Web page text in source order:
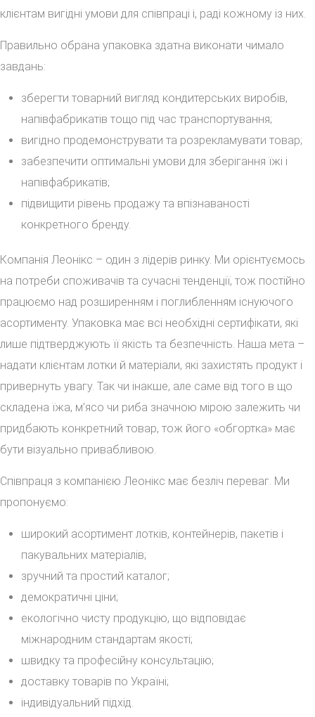
клієнтам вигідні умови для співпраці і, раді кожному із них.
Правильно обрана упаковка здатна виконати чимало
завдань:
зберегти товарний вигляд кондитерських виробів,
напівфабрикатів тощо під час транспортування;
вигідно продемонструвати та розрекламувати товар;
забезпечити оптимальні умови для зберігання їжі і
напівфабрикатів;
підвищити рівень продажу та впізнаваності
конкретного бренду.
Компанія Леонікс – один з лідерів ринку. Ми орієнтуємось
на потреби споживачів та сучасні тенденції, тож постійно
працюємо над розширенням і поглибленням існуючого
асортименту. Упаковка має всі необхідні сертифікати, які
лише підтверджують її якість та безпечність. Наша мета –
надати клієнтам лотки й матеріали, які захистять продукт і
привернуть увагу. Так чи інакше, але саме від того в що
складена їжа, м’ясо чи риба значною мірою залежить чи
придбають конкретний товар, тож його «обгортка» має
бути візуально привабливою.
Співпраця з компанією Леонікс має безліч переваг. Ми
пропонуємо:
широкий асортимент лотків, контейнерів, пакетів і
пакувальних матеріалів;
зручний та простий каталог;
демократичні ціни;
екологічно чисту продукцію, що відповідає
міжнародним стандартам якості;
швидку та професійну консультацію;
доставку товарів по Україні;
індивідуальний підхід.